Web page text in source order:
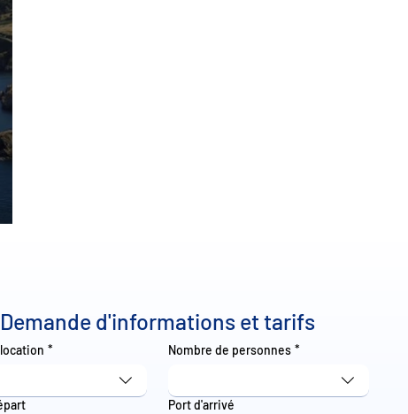
Demande d'informations et tarifs
* Nombre de personnes *
Port d'arrivé